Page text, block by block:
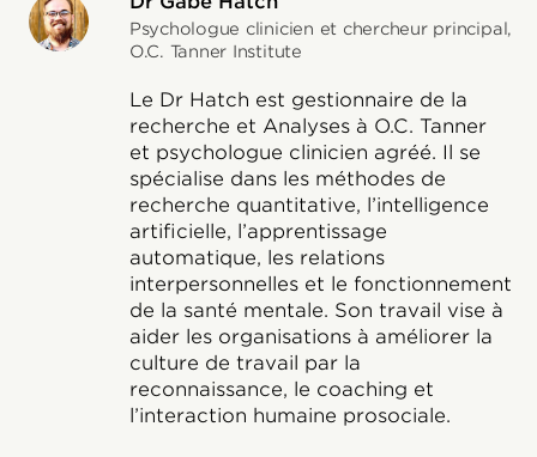
Psychologue clinicien et chercheur principal,
O.C. Tanner Institute
Le Dr Hatch est gestionnaire de la
recherche et Analyses à O.C. Tanner
et psychologue clinicien agréé. Il se
spécialise dans les méthodes de
recherche quantitative, l’intelligence
artificielle, l’apprentissage
automatique, les relations
interpersonnelles et le fonctionnement
de la santé mentale. Son travail vise à
aider les organisations à améliorer la
culture de travail par la
reconnaissance, le coaching et
l’interaction humaine prosociale.